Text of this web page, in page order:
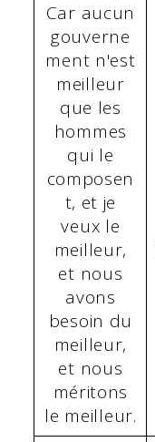
Car aucun
gouverne
ment n'est
meilleur
que les
hommes
qui le
composen
t, et je
veux le
meilleur,
et nous
avons
besoin du
meilleur,
et nous
méritons
le meilleur.